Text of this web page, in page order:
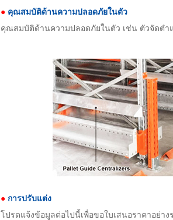
● คุณสมบัติด้านความปลอดภัยในตัว
คุณสมบัติด้านความปลอดภัยในตัว เช่น ตัวจัดตำ
● การปรับแต่ง
โปรดแจ้งข้อมูลต่อไปนี้เพื่อขอใบเสนอราคาอย่าง